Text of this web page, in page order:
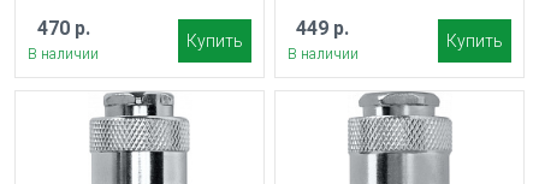
470 р.
В наличии
Купить
449 р.
В наличии
Купить